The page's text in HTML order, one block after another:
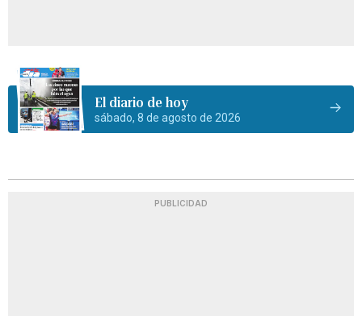
El diario de hoy
sábado, 8 de agosto de 2026
PUBLICIDAD